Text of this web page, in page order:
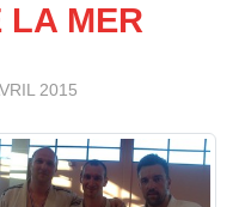
LA MER
2015